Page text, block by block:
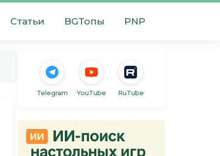
Статьи BGТопы PNP
Telegram YouTube RuTube